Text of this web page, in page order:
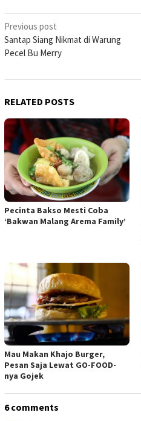
Post
navigation
Previous post
Santap Siang Nikmat di Warung
Pecel Bu Merry
RELATED POSTS
Pecinta Bakso Mesti Coba
‘Bakwan Malang Arema Family’
Mau Makan Khajo Burger,
Pesan Saja Lewat GO-FOOD-
nya Gojek
6 comments